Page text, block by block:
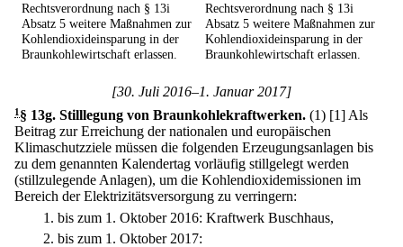
Rechtsverordnung nach § 13i
Absatz 5 weitere Maßnahmen zur
Kohlendioxideinsparung in der
Braunkohlewirtschaft erlassen.
Rechtsverordnung nach § 13i
Absatz 5 weitere Maßnahmen zur
Kohlendioxideinsparung in der
Braunkohlewirtschaft erlassen.
[30. Juli 2016–1. Januar 2017]
1§ 13g. Stilllegung von Braunkohlekraftwerken. (1) [1] Als
Beitrag zur Erreichung der nationalen und europäischen
Klimaschutzziele müssen die folgenden Erzeugungsanlagen bis
zu dem genannten Kalendertag vorläufig stillgelegt werden
(stillzulegende Anlagen), um die Kohlendioxidemissionen im
Bereich der Elektrizitätsversorgung zu verringern:
1. bis zum 1. Oktober 2016: Kraftwerk Buschhaus,
2. bis zum 1. Oktober 2017: